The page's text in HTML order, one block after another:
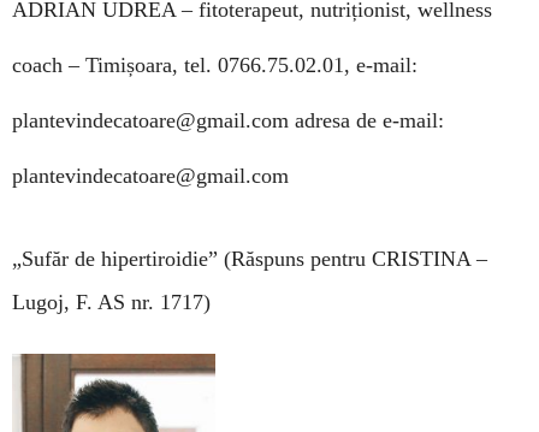
ADRIAN UDREA – fitoterapeut, nutriționist, wellness
coach – Timișoara, tel. 0766.75.02.01, e-mail:
plantevindecatoare@gmail.com adresa de e-mail:
plantevindecatoare@gmail.com
„Sufăr de hipertiroidie” (Răspuns pentru CRISTINA –
Lugoj, F. AS nr. 1717)